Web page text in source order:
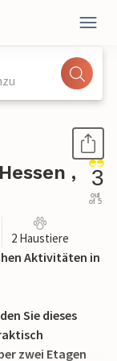
,
3
out
of 5
2 Haustiere
Aktivitäten in
Sie dieses
zwei Etagen